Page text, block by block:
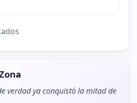
verdad ya conquistó la mitad de